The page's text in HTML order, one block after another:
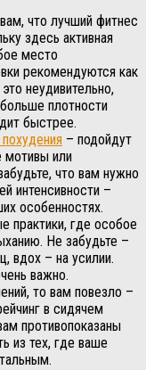
что лучший фитнес
здесь активная
место
рекомендуются как
неудивительно,
плотности
быстрее.
– подойдут
мотивы или
что вам нужно
интенсивности –
особенностях.
практики, где особое
Не забудьте –
вдох – на усилии.
важно.
то вам повезло –
в сидячем
противопоказаны
из тех, где ваше